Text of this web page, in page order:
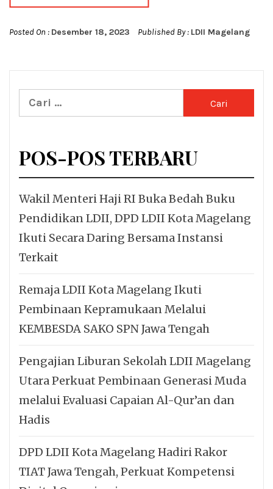
Posted On : Desember 18, 2023 Published By : LDII Magelang
Cari
untuk:
POS-POS TERBARU
Wakil Menteri Haji RI Buka Bedah Buku
Pendidikan LDII, DPD LDII Kota Magelang
Ikuti Secara Daring Bersama Instansi
Terkait
Remaja LDII Kota Magelang Ikuti
Pembinaan Kepramukaan Melalui
KEMBESDA SAKO SPN Jawa Tengah
Pengajian Liburan Sekolah LDII Magelang
Utara Perkuat Pembinaan Generasi Muda
melalui Evaluasi Capaian Al-Qur’an dan
Hadis
DPD LDII Kota Magelang Hadiri Rakor
TIAT Jawa Tengah, Perkuat Kompetensi